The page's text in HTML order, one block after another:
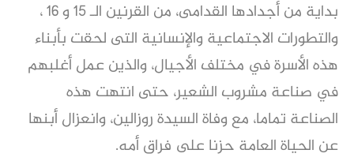
بداية من أجدادها القدامى، من القرنين الـ ١٥ و ١٦ ،
والتطورات الاجتماعية والإنسانية التى لحقت بأبناء
هذه الأسرة في مختلف الأجيال، والذين عمل أغلبهم
في صناعة مشروب الشعير، حتى انتهت هذه
الصناعة تماما، مع وفاة السيدة روزالين، وانعزال أبنها
عن الحياة العامة حزنا على فراق أمه.